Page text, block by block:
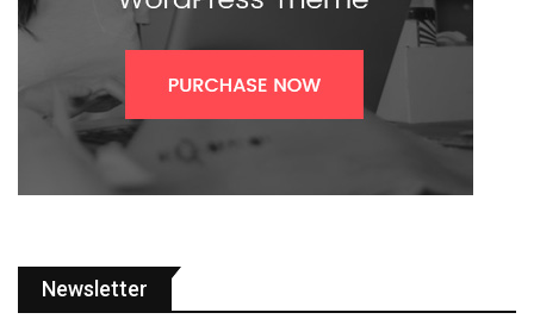
Newsletter